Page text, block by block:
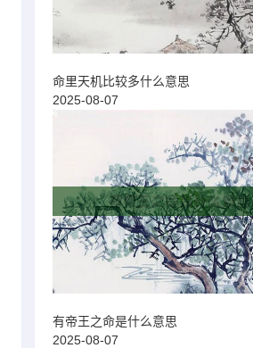
命里天机比较多什么意思
2025-08-07
有帝王之命是什么意思
2025-08-07